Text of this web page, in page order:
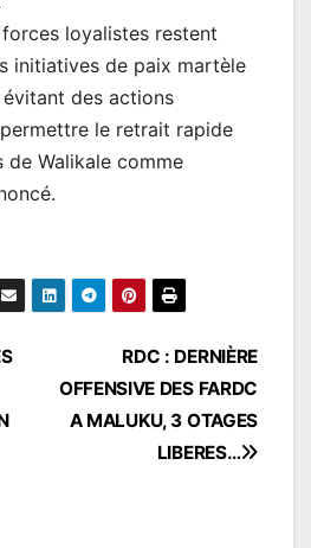
loyalistes restent
initiatives de paix martèle
des actions
le retrait rapide
Walikale comme
RDC : DERNIÈRE
OFFENSIVE DES FARDC
A MALUKU, 3 OTAGES
LIBERES…